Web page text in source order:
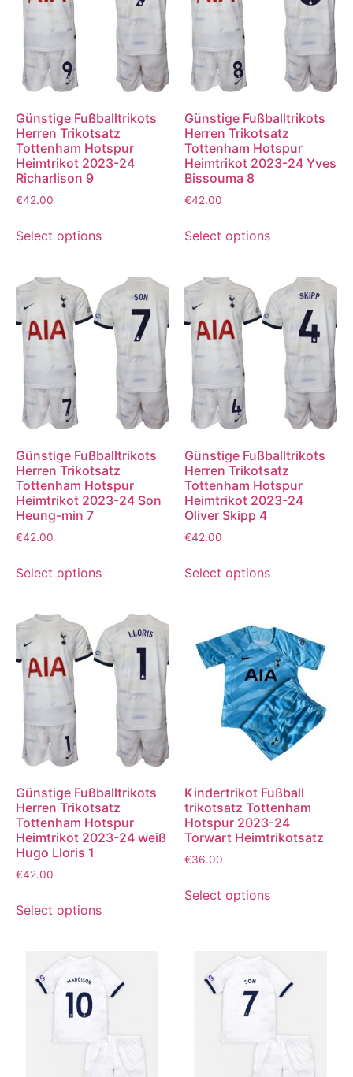
Günstige Fußballtrikots
Herren Trikotsatz
Tottenham Hotspur
Heimtrikot 2023-24
Richarlison 9
€42.00
Select options
Günstige Fußballtrikots
Herren Trikotsatz
Tottenham Hotspur
Heimtrikot 2023-24 Yves
Bissouma 8
€42.00
Select options
Günstige Fußballtrikots
Herren Trikotsatz
Tottenham Hotspur
Heimtrikot 2023-24 Son
Heung-min 7
€42.00
Select options
Günstige Fußballtrikots
Herren Trikotsatz
Tottenham Hotspur
Heimtrikot 2023-24
Oliver Skipp 4
€42.00
Select options
Günstige Fußballtrikots
Herren Trikotsatz
Tottenham Hotspur
Heimtrikot 2023-24 weiß
Hugo Lloris 1
€42.00
Select options
Kindertrikot Fußball
trikotsatz Tottenham
Hotspur 2023-24
Torwart Heimtrikotsatz
€36.00
Select options